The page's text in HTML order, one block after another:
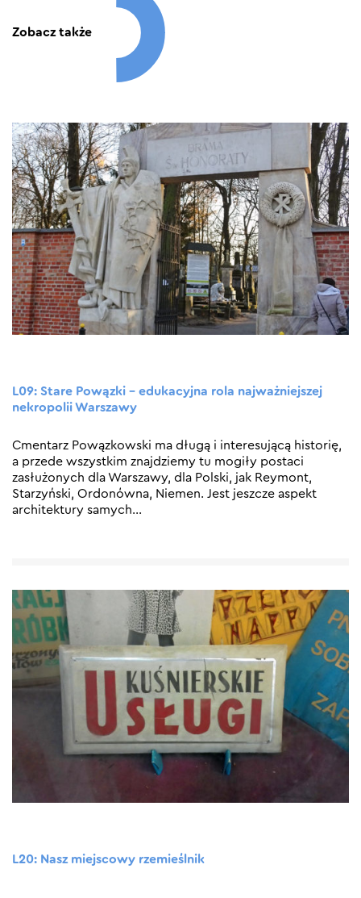
Zobacz także
L09: Stare Powązki – edukacyjna rola najważniejszej
nekropolii Warszawy
Cmentarz Powązkowski ma długą i interesującą historię,
a przede wszystkim znajdziemy tu mogiły postaci
zasłużonych dla Warszawy, dla Polski, jak Reymont,
Starzyński, Ordonówna, Niemen. Jest jeszcze aspekt
architektury samych…
L20: Nasz miejscowy rzemieślnik